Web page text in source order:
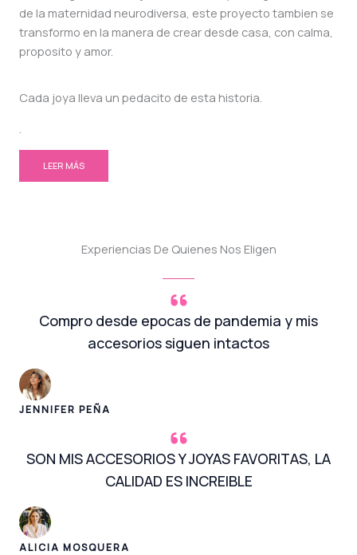
de la maternidad neurodiversa, este proyecto tambien se
transformo en la manera de crear desde casa, con calma,
proposito y amor.
Cada joya lleva un pedacito de esta historia.
.
LEER MÁS
Experiencias De Quienes Nos Eligen
Compro desde epocas de pandemia y mis
accesorios siguen intactos
JENNIFER PEÑA
SON MIS ACCESORIOS Y JOYAS FAVORITAS, LA
CALIDAD ES INCREIBLE
ALICIA MOSQUERA